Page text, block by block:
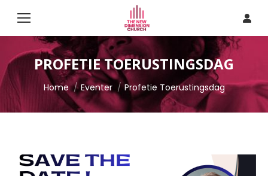
PROFETIE TOERUSTINGSDAG
Je bent hier:
Home Eventer Profetie Toerustingsdag